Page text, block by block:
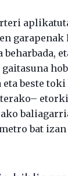
garapenak
beharbada,
beste
bat izan